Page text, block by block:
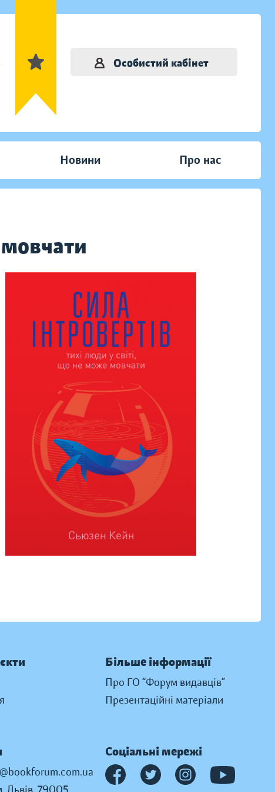
Особистий кабінет
Новини Про нас
Більше інформації
Про ГО “Форум видавців”
Презентаційні матеріали
Соціальні мережі